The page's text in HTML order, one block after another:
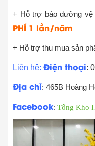
+ Hỗ trợ bảo dưỡng
PHÍ 1 lần/năm
+ Hỗ trợ thu mua sản
Liên hệ: Điện thoại:
Địa chỉ: 465B Hoàng
Facebook: Tổng Kho